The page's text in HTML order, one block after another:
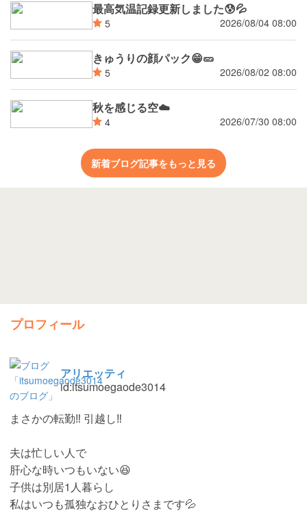
最高気温記録更新しました😰💦
5 2026/08/04 08:00
きゅうりの顔パック😁🥒
5 2026/08/02 08:00
秋を感じる空☁️
4 2026/07/30 08:00
新着ブログ記事をもっと見る
プロフィール
アリエッティ
id:itsumoegaode3014
まさかの転勤‼︎ 引越し‼︎
夫は忙しい人で
肝心な時いつもいない😆
子供は別居1人暮らし
私はいつも孤独なおひとりさまです💦